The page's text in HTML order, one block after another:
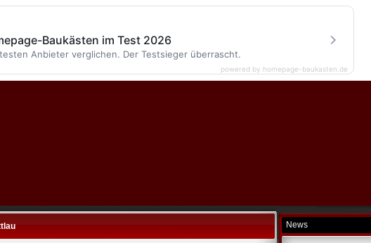
News
Baukästen im Test 2026
Anbieter verglichen. Der Testsieger überrascht.
powered by homepage-baukasten.de